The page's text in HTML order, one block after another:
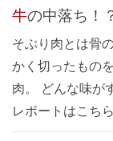
牛の中落ち
そぶり肉とは骨
かく切ったもの
肉。 どんな味が
レポートはこち